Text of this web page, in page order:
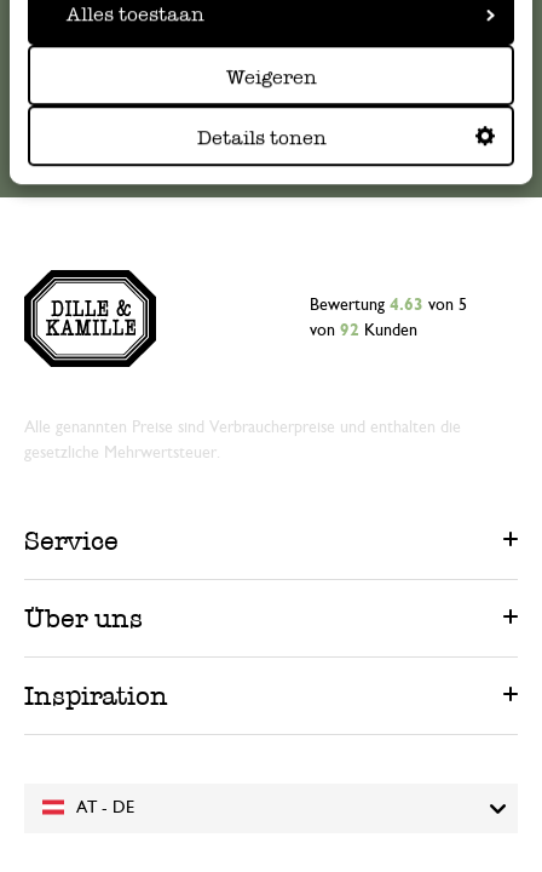
Alles toestaan
Weigeren
Details tonen
AT - DE
Bewertung 4.63 von 5
von 92 Kunden
Alle genannten Preise sind Verbraucherpreise und enthalten die
gesetzliche Mehrwertsteuer.
Service
Über uns
Inspiration